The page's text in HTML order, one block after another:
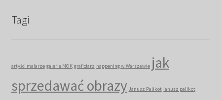
Tagi
artyści malarze galeria MOK graficiarz happening w Warszawie jak
sprzedawać obrazy Janusz Palikot janusz palikot